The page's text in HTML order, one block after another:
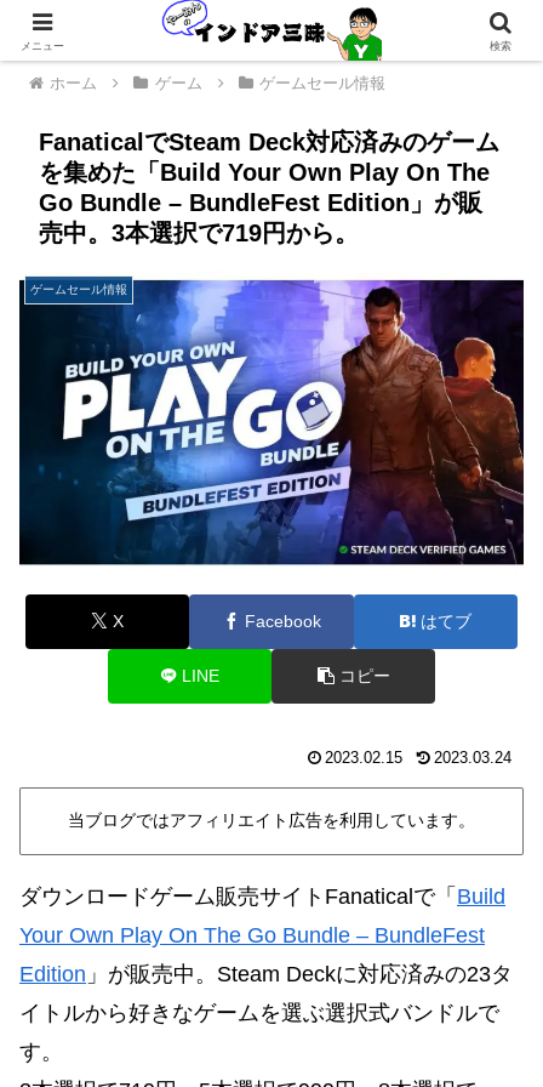
ホーム ゲーム ゲームセール情報
FanaticalでSteam Deck対応済みのゲーム
を集めた「Build Your Own Play On The
Go Bundle – BundleFest Edition」が販
売中。3本選択で719円から。
ゲームセール情報
X Facebook はてブ
LINE コピー
2023.02.15 2023.03.24
当ブログではアフィリエイト広告を利用しています。
ダウンロードゲーム販売サイトFanaticalで「 Build
Your Own Play On The Go Bundle – BundleFest
Edition 」が販売中。Steam Deckに対応済みの23タ
イトルから好きなゲームを選ぶ選択式バンドルで
す。
メニュー 検索